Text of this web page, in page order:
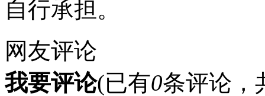
自行承担。
网友评论
我要评论(已有0条评论，